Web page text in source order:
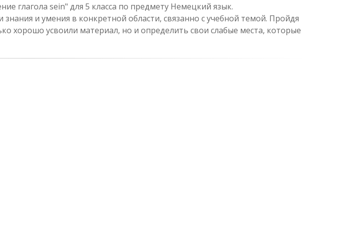
глагола sein" для 5 класса по предмету Немецкий язык.
и умения в конкретной области, связанно с учебной темой. Пройдя
хорошо усвоили материал, но и определить свои слабые места, которые